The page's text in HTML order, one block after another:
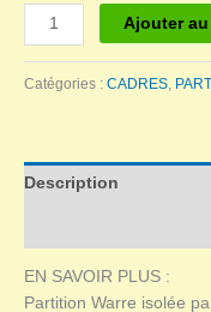
quantité
de
PARTITION
WARRE
Ajouter
Catégories : CADRES
Description
EN SAVOIR PLUS :
Partition Warre isolée